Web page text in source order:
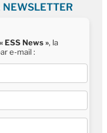
NEWSLETTER
ESS News », la
e-mail :